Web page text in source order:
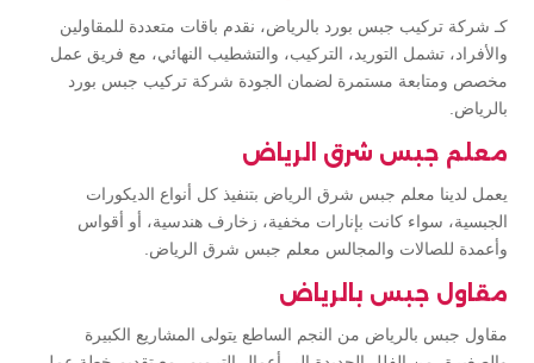
كـ شركة تركيب جبس بورد بالرياض، نقدم باقات متعددة للمقاولين
والأفراد، تشمل التوريد، التركيب، والتشطيب النهائي، مع فريق عمل
مخصص ومتابعة مستمرة لضمان الجودة شركة تركيب جبس بورد
بالرياض.
معلم جبس شرق الرياض
يعمل لدينا معلم جبس شرق الرياض بتنفيذ كل أنواع الديكورات
الجبسية، سواء كانت بإنارات مخفية، زخارف هندسية، أو أقواس
وأعمدة للصالات والمجالس معلم جبس شرق الرياض.
مقاول جبس بالرياض
مقاول جبس بالرياض من النجم الساطع يتولى المشاريع الكبيرة